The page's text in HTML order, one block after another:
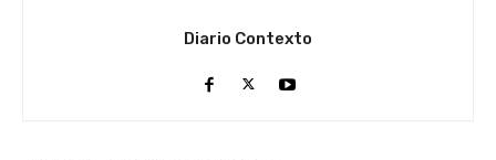
Diario Contexto